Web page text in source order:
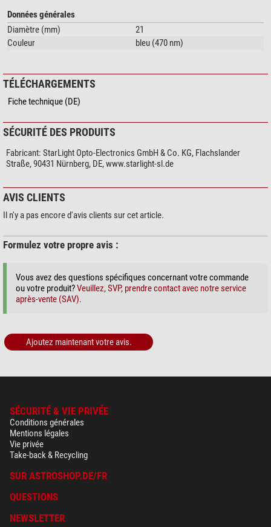
Données générales
Diamètre (mm)
21
Couleur
bleu (470 nm)
TÉLÉCHARGEMENTS
Fiche technique (DE)
SÉCURITÉ DES PRODUITS
Fabricant: StarLight Opto-Electronics GmbH & Co. KG, Flachslander
Straße, 90431 Nürnberg, DE, www.starlight-sl.de
AVIS CLIENTS
Il n'y a pas encore d'avis clients sur cet article.
Formulez votre propre avis :
Vous avez des questions spécifiques concernant votre commande
ou votre produit?Veuillez, SVP, prendre contact avec notre service
après-vente (SAV).
Ajoutez maintenant votre avis.
SÉCURITÉ & VIE PRIVÉE
Conditions générales
Mentions légales
Vie privée
Take-back & Recycling
SUR ASTROSHOP.DE/FR
QUESTIONS
NEWSLETTER